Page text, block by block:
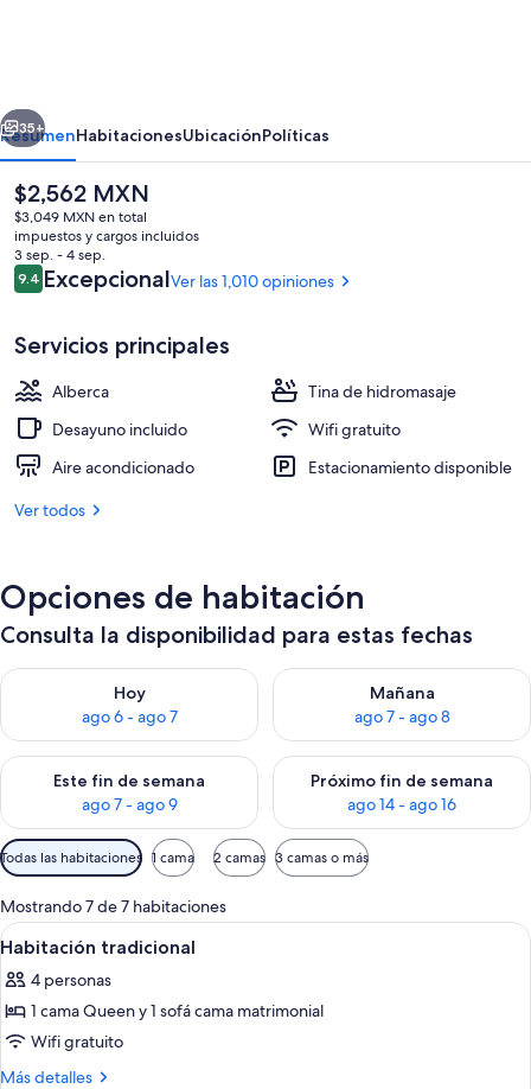
Les
Suites
Tremblant
Vista frontal de la propiedad
Siguiente
35+
ResumenHabitacionesUbicaciónPolíticas
El
precio
actual
es
de
$2,562 MXN
$2,562 MXN
$3,049 MXN en total
impuestos y cargos incluidos
3 sep. - 4 sep.
Opiniones
9.49.4 de 10,
ExcepcionalVer las 1,010 opiniones
Servicios principales
Alberca
Tina de hidromasaje
Desayuno incluido
Wifi gratuito
Aire acondicionado
Estacionamiento disponible
Ver todos
Opciones de habitación
Consulta la disponibilidad para estas fechas
Hoy
ago 6 - ago 7
Consulta la disponibilidad para hoy ago 6 - ago 7
Mañana
ago 7 - ago 8
Consulta la disponibilidad
Este fin de semana
ago 7 - ago 9
Consulta la disponibilidad para este fin de semana ago 7 -
Próximo fin de semana
ago 14 - ago 16
Consulta la disponibilidad
Filtros
disponibles
para
las
habitaciones
Todas las habitaciones 1 cama 2 camas 3 camas o más
Mostrando 7 de 7 habitaciones
Abrir
todas
las
fotos
de
Habitación
Una habitación de hotel moderna
5
Habitación tradicional
4 personas
1 cama Queen y 1 sofá cama matrimonial
Wifi gratuito
Más detalles
Más